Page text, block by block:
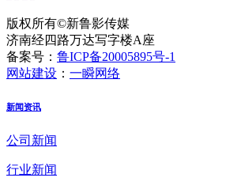
版权所有©新鲁影传媒
济南经四路万达写字楼A座
备案号： 鲁ICP备20005895号-1
网站建设 ： 一瞬网络
新闻资讯
公司新闻
行业新闻